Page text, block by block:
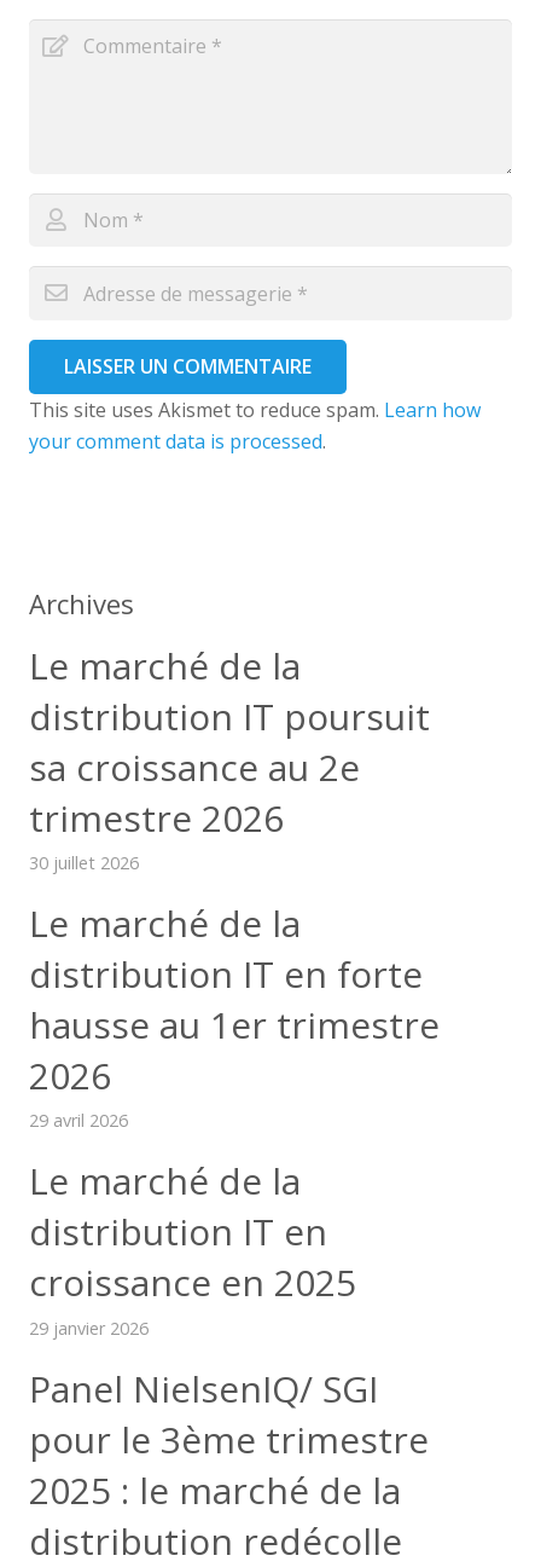
LAISSER UN COMMENTAIRE
This site uses Akismet to reduce spam. Learn how
your comment data is processed.
Archives
Le marché de la
distribution IT poursuit
sa croissance au 2e
trimestre 2026
30 juillet 2026
Le marché de la
distribution IT en forte
hausse au 1er trimestre
2026
29 avril 2026
Le marché de la
distribution IT en
croissance en 2025
29 janvier 2026
Panel NielsenIQ/ SGI
pour le 3ème trimestre
2025 : le marché de la
distribution redécolle